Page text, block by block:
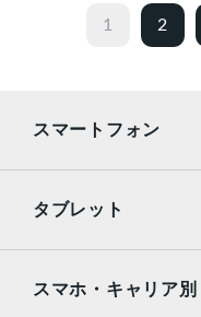
1 2
スマートフォン
AQUOS
タブレット
スマホ・キャリア別